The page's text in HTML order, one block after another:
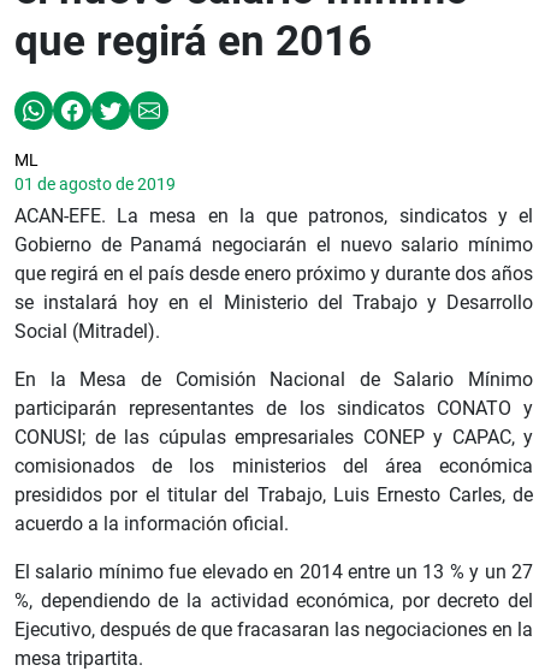
que regirá en 2016
ML
01 de agosto de 2019
ACAN-EFE. La mesa en la que patronos, sindicatos y el
Gobierno de Panamá negociarán el nuevo salario mínimo
que regirá en el país desde enero próximo y durante dos años
se instalará hoy en el Ministerio del Trabajo y Desarrollo
Social (Mitradel).
En la Mesa de Comisión Nacional de Salario Mínimo
participarán representantes de los sindicatos CONATO y
CONUSI; de las cúpulas empresariales CONEP y CAPAC, y
comisionados de los ministerios del área económica
presididos por el titular del Trabajo, Luis Ernesto Carles, de
acuerdo a la información oficial.
El salario mínimo fue elevado en 2014 entre un 13 % y un 27
%, dependiendo de la actividad económica, por decreto del
Ejecutivo, después de que fracasaran las negociaciones en la
mesa tripartita.